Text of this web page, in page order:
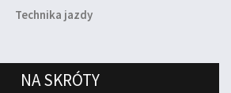
Technika jazdy
NA SKRÓTY